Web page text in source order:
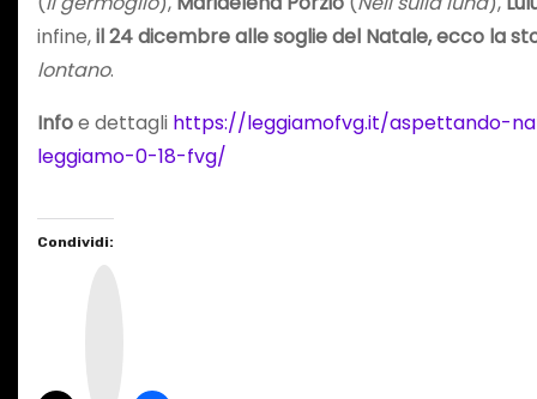
infine,il 24 dicembre alle soglie del Natale, ecco la
lontano.
Infoe dettagli https://leggiamofvg.it/aspettando-
leggiamo-0-18-fvg/
Condividi: